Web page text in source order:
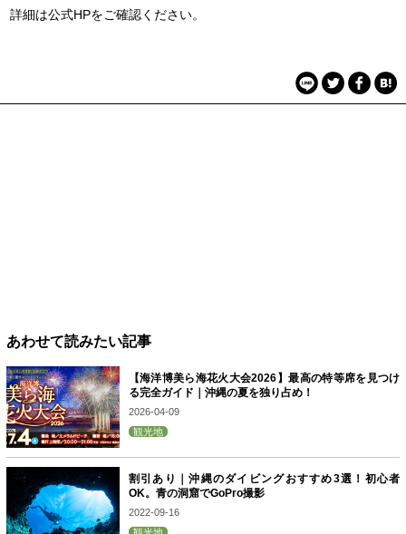
詳細は公式HPをご確認ください。
あわせて読みたい記事
【海洋博美ら海花火大会2026】最高の特等席を見つけ
る完全ガイド｜沖縄の夏を独り占め！
2026-04-09
観光地
割引あり｜沖縄のダイビングおすすめ3選！初心者
OK。青の洞窟でGoPro撮影
2022-09-16